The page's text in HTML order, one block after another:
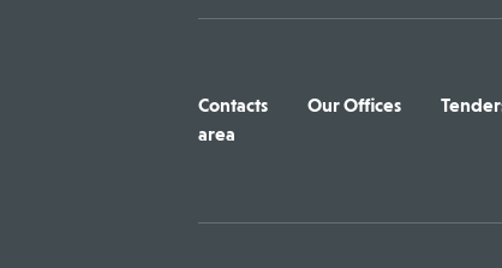
Contacts Our Offices
area